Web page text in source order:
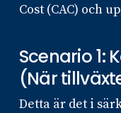
Cost (CAC) och
Scenario 1:
(När
Detta är det i